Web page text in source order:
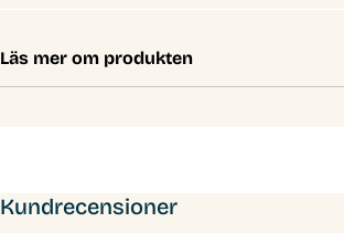
Läs mer om produkten
Kundrecensioner